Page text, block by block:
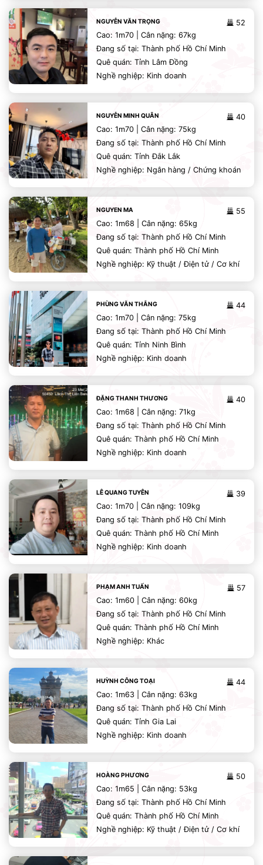
52
NGUYỄN VĂN TRỌNG
Cao: 1m70 | Cân nặng: 67kg
Đang số tại: Thành phố Hồ Chí Minh
Quê quán: Tỉnh Lâm Đồng
Nghề nghiệp: Kinh doanh
40
NGUYỄN MINH QUÂN
Cao: 1m70 | Cân nặng: 75kg
Đang số tại: Thành phố Hồ Chí Minh
Quê quán: Tỉnh Đắk Lắk
Nghề nghiệp: Ngân hàng / Chứng khoán
55
NGUYEN MA
Cao: 1m68 | Cân nặng: 65kg
Đang số tại: Thành phố Hồ Chí Minh
Quê quán: Thành phố Hồ Chí Minh
Nghề nghiệp: Kỹ thuật / Điện tử / Cơ khí
44
PHÙNG VĂN THẮNG
Cao: 1m70 | Cân nặng: 75kg
Đang số tại: Thành phố Hồ Chí Minh
Quê quán: Tỉnh Ninh Bình
Nghề nghiệp: Kinh doanh
40
ĐẶNG THANH THƯƠNG
Cao: 1m68 | Cân nặng: 71kg
Đang số tại: Thành phố Hồ Chí Minh
Quê quán: Thành phố Hồ Chí Minh
Nghề nghiệp: Kinh doanh
39
LÊ QUANG TUYÊN
Cao: 1m70 | Cân nặng: 109kg
Đang số tại: Thành phố Hồ Chí Minh
Quê quán: Thành phố Hồ Chí Minh
Nghề nghiệp: Kinh doanh
57
PHẠM ANH TUẤN
Cao: 1m60 | Cân nặng: 60kg
Đang số tại: Thành phố Hồ Chí Minh
Quê quán: Thành phố Hồ Chí Minh
Nghề nghiệp: Khác
44
HUỲNH CÔNG TOẠI
Cao: 1m63 | Cân nặng: 63kg
Đang số tại: Thành phố Hồ Chí Minh
Quê quán: Tỉnh Gia Lai
Nghề nghiệp: Kinh doanh
50
HOÀNG PHƯƠNG
Cao: 1m65 | Cân nặng: 53kg
Đang số tại: Thành phố Hồ Chí Minh
Quê quán: Thành phố Hồ Chí Minh
Nghề nghiệp: Kỹ thuật / Điện tử / Cơ khí